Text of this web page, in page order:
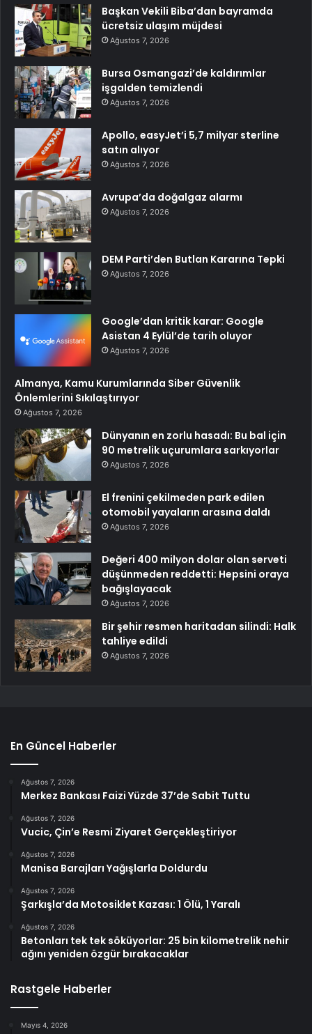
Başkan Vekili Biba’dan bayramda
ücretsiz ulaşım müjdesi
Ağustos 7, 2026
Bursa Osmangazi’de kaldırımlar
işgalden temizlendi
Ağustos 7, 2026
Apollo, easyJet’i 5,7 milyar sterline
satın alıyor
Ağustos 7, 2026
Avrupa’da doğalgaz alarmı
Ağustos 7, 2026
DEM Parti’den Butlan Kararına Tepki
Ağustos 7, 2026
Google’dan kritik karar: Google
Asistan 4 Eylül’de tarih oluyor
Ağustos 7, 2026
Almanya, Kamu Kurumlarında Siber Güvenlik
Önlemlerini Sıkılaştırıyor
Ağustos 7, 2026
Dünyanın en zorlu hasadı: Bu bal için
90 metrelik uçurumlara sarkıyorlar
Ağustos 7, 2026
El frenini çekilmeden park edilen
otomobil yayaların arasına daldı
Ağustos 7, 2026
Değeri 400 milyon dolar olan serveti
düşünmeden reddetti: Hepsini oraya
bağışlayacak
Ağustos 7, 2026
Bir şehir resmen haritadan silindi: Halk
tahliye edildi
Ağustos 7, 2026
En Güncel Haberler
Ağustos 7, 2026
Merkez Bankası Faizi Yüzde 37’de Sabit Tuttu
Ağustos 7, 2026
Vucic, Çin’e Resmi Ziyaret Gerçekleştiriyor
Ağustos 7, 2026
Manisa Barajları Yağışlarla Doldurdu
Ağustos 7, 2026
Şarkışla’da Motosiklet Kazası: 1 Ölü, 1 Yaralı
Ağustos 7, 2026
Betonları tek tek söküyorlar: 25 bin kilometrelik nehir
ağını yeniden özgür bırakacaklar
Rastgele Haberler
Mayıs 4, 2026